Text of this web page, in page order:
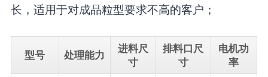
长，适用于对成品粒型要求不高的客户；
型号 处理能力
进料尺
寸
排料口尺
寸
电机功
率